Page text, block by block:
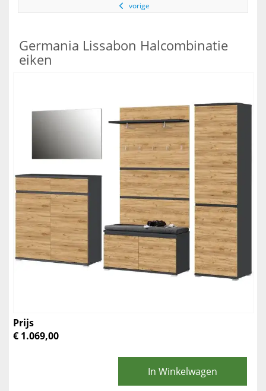
vorige
Germania Lissabon Halcombinatie
eiken
Prijs
€ 1.069,00
In Winkelwagen